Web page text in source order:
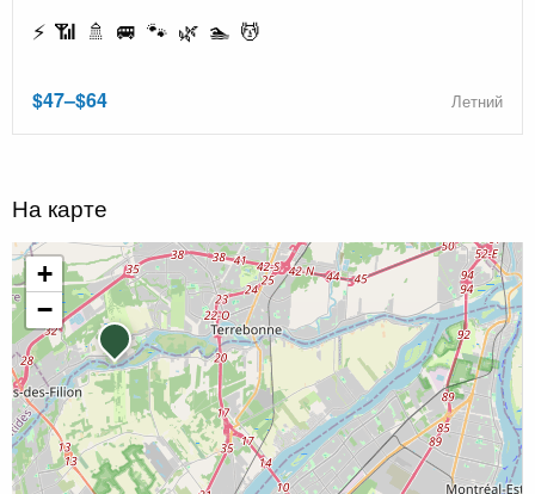
⚡ 📶 🚿 🚐 🐾 🌿 🏊 💆
$47–$64 Летний
На карте
+
−